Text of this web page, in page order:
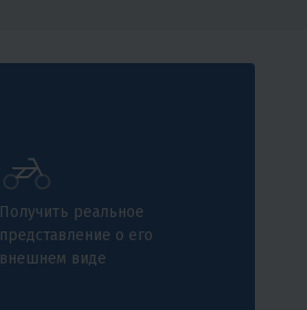
Получить реальное
представление о его
внешнем виде